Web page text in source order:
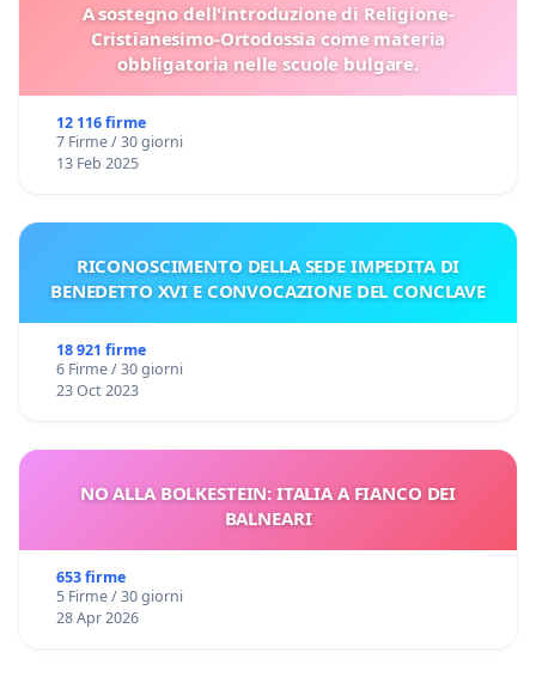
A sostegno dell'introduzione di Religione-
Cristianesimo-Ortodossia come materia
obbligatoria nelle scuole bulgare.
12 116 firme
7 Firme / 30 giorni
13 Feb 2025
RICONOSCIMENTO DELLA SEDE IMPEDITA DI
BENEDETTO XVI E CONVOCAZIONE DEL CONCLAVE
18 921 firme
6 Firme / 30 giorni
23 Oct 2023
NO ALLA BOLKESTEIN: ITALIA A FIANCO DEI
BALNEARI
653 firme
5 Firme / 30 giorni
28 Apr 2026